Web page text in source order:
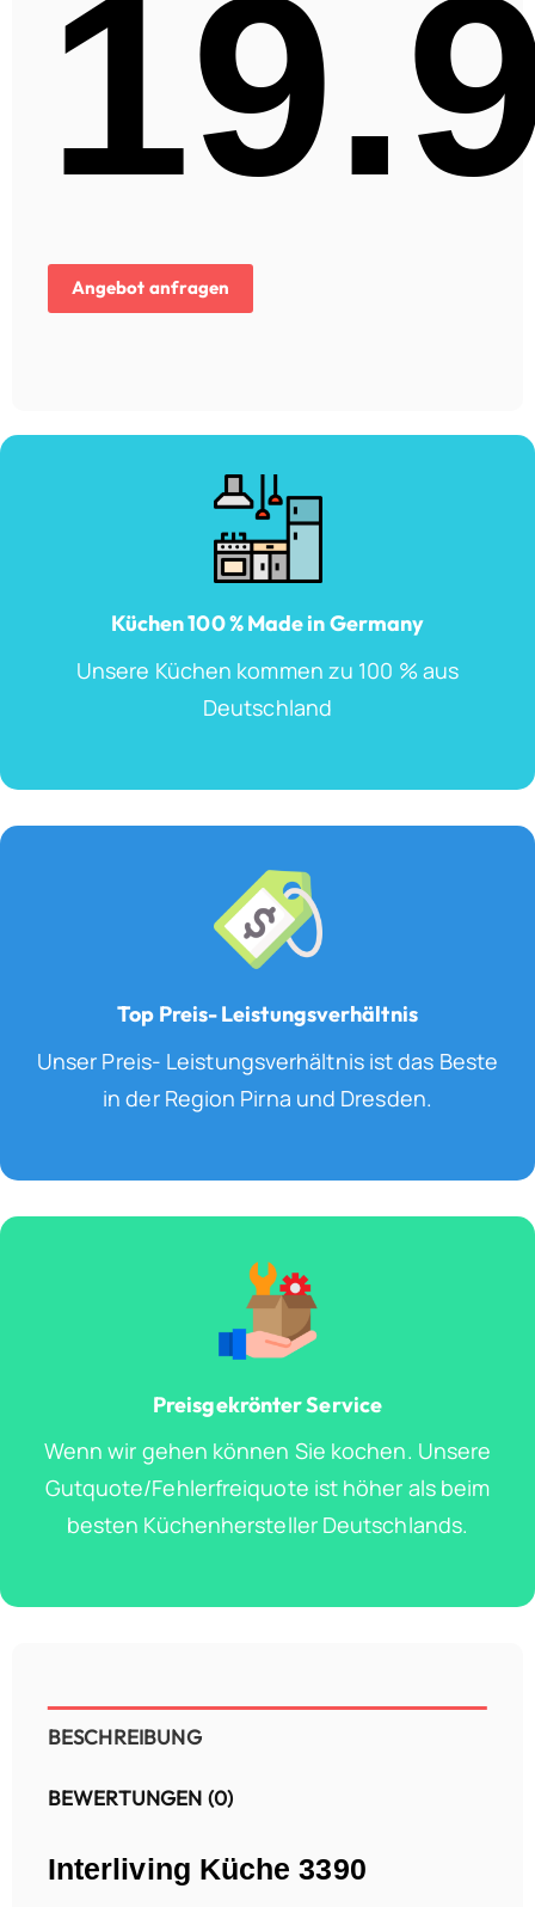
Angebot anfragen
Küchen 100 % Made in Germany
Unsere Küchen kommen zu 100 % aus
Deutschland
Top Preis- Leistungsverhältnis
Unser Preis- Leistungsverhältnis ist das Beste
in der Region Pirna und Dresden.
Preisgekrönter Service
Wenn wir gehen können Sie kochen. Unsere
Gutquote/Fehlerfreiquote ist höher als beim
besten Küchenhersteller Deutschlands.
BESCHREIBUNG
BEWERTUNGEN (0)
Interliving Küche 3390